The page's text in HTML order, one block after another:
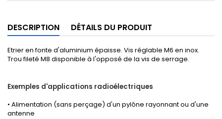
DESCRIPTION DÉTAILS DU PRODUIT
Etrier en fonte d'aluminium épaisse. Vis réglable M6 en inox.
Trou fileté M8 disponible à l'opposé de la vis de serrage.
Exemples d'applications radioélectriques
• Alimentation (sans perçage) d'un pylône rayonnant ou d'une
antenne